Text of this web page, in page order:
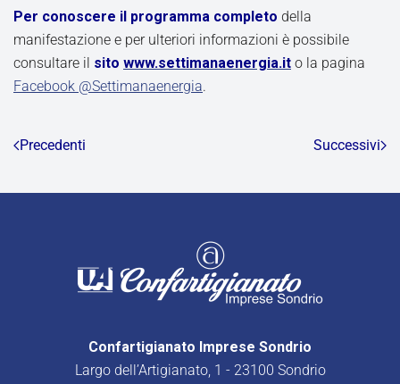
Per conoscere il programma completo della
manifestazione e per ulteriori informazioni è possibile
consultare il sito www.settimanaenergia.it o la pagina
Facebook @Settimanaenergia.
Precedenti Successivi
Confartigianato Imprese Sondrio
Largo dell’Artigianato, 1 - 23100 Sondrio